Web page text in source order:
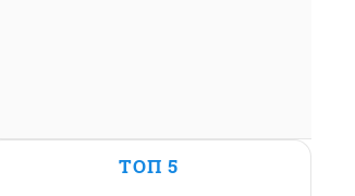
ТОП 5